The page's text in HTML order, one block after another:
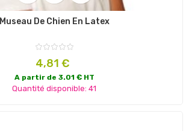
Museau De Chien En Latex
Prix
4,81 €
A partir de 3.01 € HT
Quantité disponible: 41